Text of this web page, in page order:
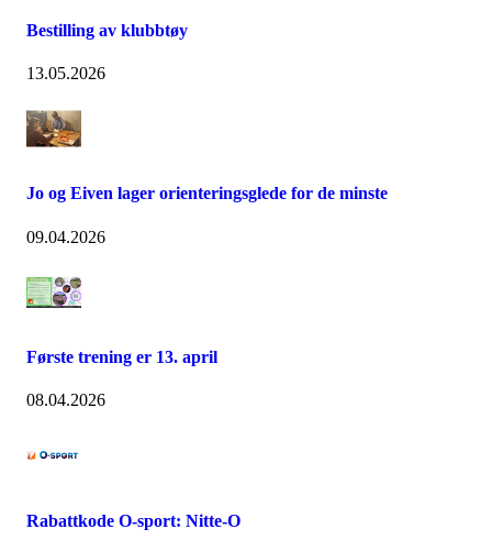
Bestilling av klubbtøy
13.05.2026
Jo og Eiven lager orienteringsglede for de minste
09.04.2026
Første trening er 13. april
08.04.2026
Rabattkode O-sport: Nitte-O